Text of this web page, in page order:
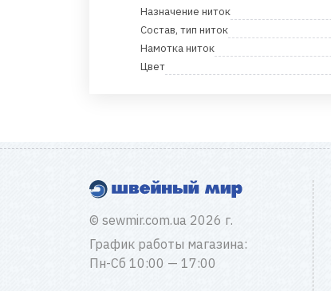
Назначение ниток
Состав, тип ниток
Намотка ниток
Цвет
© sewmir.com.ua 2026 г.
График работы магазина:
Пн-Сб 10:00 — 17:00